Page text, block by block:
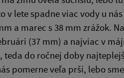
v le­te spadne viac vody u
a marec s 38 mm zrážok.
(37 mm) a najviac v
do ročnej doby
pomerne veľa prší, lebo